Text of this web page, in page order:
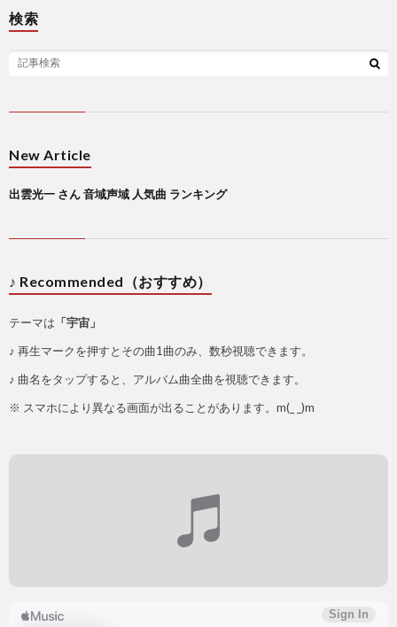
検索
New Article
出雲光一 さん 音域声域 人気曲 ランキング
♪ Recommended（おすすめ）
テーマは 「宇宙」
♪ 再生マークを押すとその曲1曲のみ、数秒視聴できます。
♪ 曲名をタップすると、アルバム曲全曲を視聴できます。
※ スマホにより異なる画面が出ることがあります。m(_ _)m